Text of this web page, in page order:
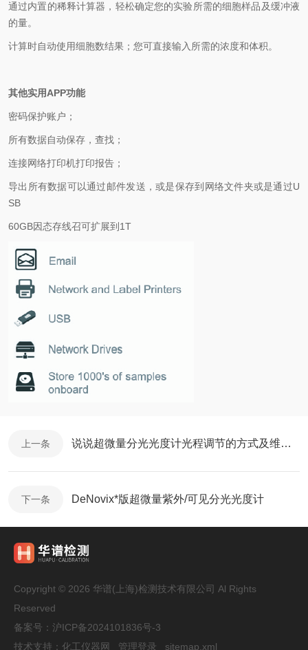
通过内置的稀释计算器，轻松确定您的实验所需的细胞样品及缓冲液
的量。
计算时自动使用细胞数结果；您可直接输入所需的浓度和体积。
其他实用APP功能
密码保护账户；
所有数据自动保存，查找；
连接网络打印机打印报告；
导出所有数据可以通过邮件发送 ，或是保存到网络文件夹或是通过U
SB
60GB因态存线召可扩展到 1T
上一条 说说超微量分光光度计光程调节的方式及维护事项
下一条 DeNovix*版超微量紫外/可见分光光度计
Copyright © 2026 华谱(上海)检测技术有限公司 Al Rights
Reserved
备案号： 沪ICP备2024101836号-3
技术支持： 化工仪器网 管理登录 sitemap.xml